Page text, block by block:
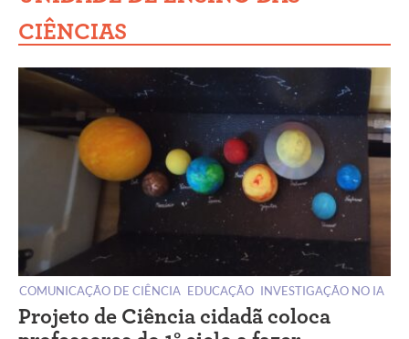
CIÊNCIAS
COMUNICAÇÃO DE CIÊNCIA EDUCAÇÃO INVESTIGAÇÃO NO IA
Projeto de Ciência cidadã coloca